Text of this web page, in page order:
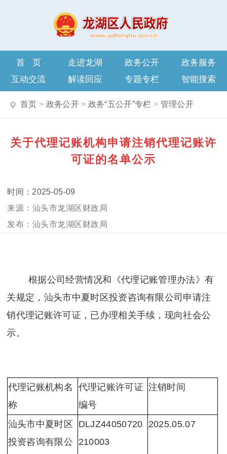
首页 走进龙湖 政务公开
政务服务
互动交流
解读回应 专题专栏 智能搜索
首页 > 政务公开> 政务“五公开”专栏 > 管理公开
关于代理记账机构申请注销代理记账许
可证的名单公示
2025-05-09
汕头市龙湖区财政局
汕头市龙湖区财政局
根据公司经营情况和《代理记账管理办法》有
关规定，汕头市中夏时区投资咨询有限公司申请注
销代理记账许可证，已办理相关手续，现向社会公
示。
代理记账机构名
称
代理记账许可证
编号
注销时间
汕头市中夏时区
投资咨询有限公
DLJZ44050720
210003
2025.05.07